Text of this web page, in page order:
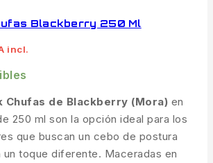
Blackberry 250 Ml
incl.
Chufas de Blackberry (Mora) en
250 ml son la opción ideal para los
que buscan un cebo de postura
toque diferente. Maceradas en